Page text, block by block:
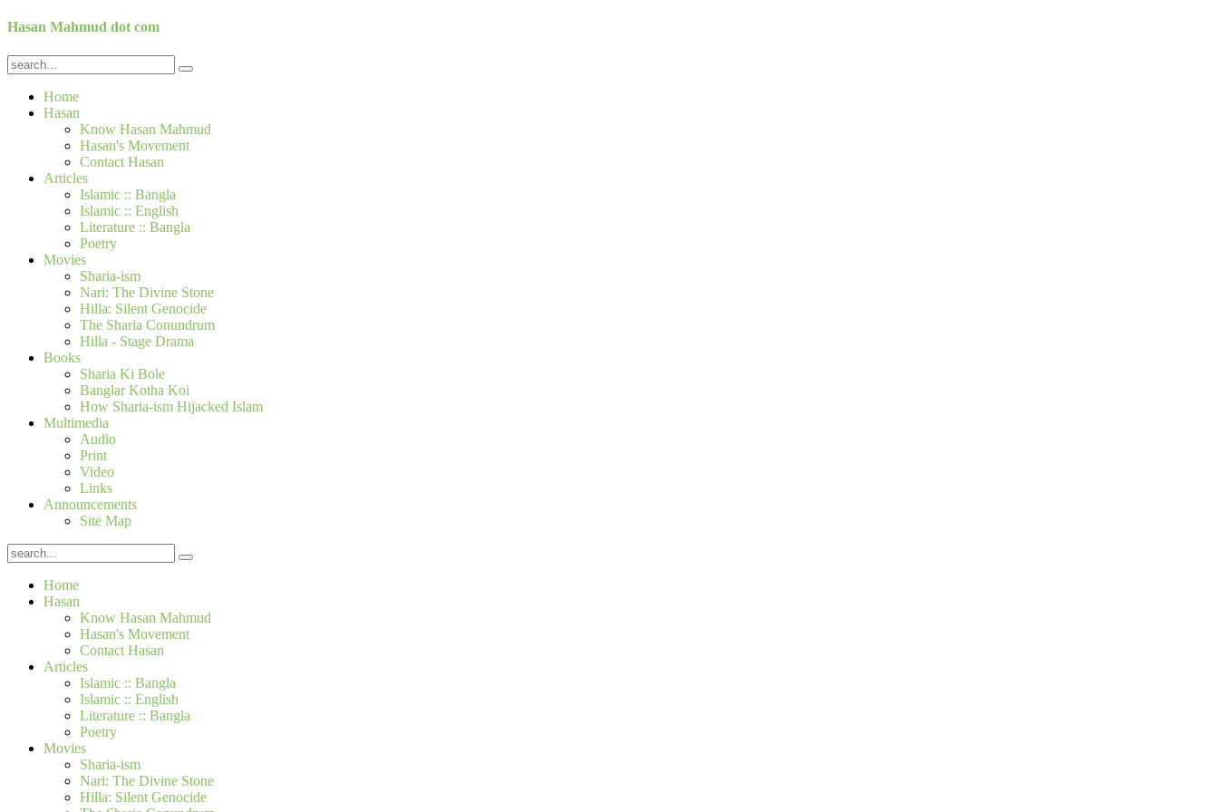
Hasan Mahmud dot com
Home
Hasan
Know Hasan Mahmud
Hasan's Movement
Contact Hasan
Articles
Islamic :: Bangla
Islamic :: English
Literature :: Bangla
Poetry
Movies
Sharia-ism
Nari: The Divine Stone
Hilla: Silent Genocide
The Sharia Conundrum
Hilla - Stage Drama
Books
Sharia Ki Bole
Banglar Kotha Koi
How Sharia-ism Hijacked Islam
Multimedia
Audio
Print
Video
Links
Announcements
Site Map
Home
Hasan
Know Hasan Mahmud
Hasan's Movement
Contact Hasan
Articles
Islamic :: Bangla
Islamic :: English
Literature :: Bangla
Poetry
Movies
Sharia-ism
Nari: The Divine Stone
Hilla: Silent Genocide